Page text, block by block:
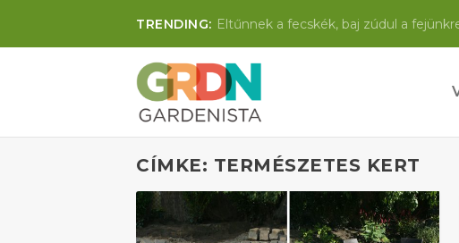
TRENDING: Eltűnnek a fecskék, baj zúdul a
CÍMKE: TERMÉSZETES KERT